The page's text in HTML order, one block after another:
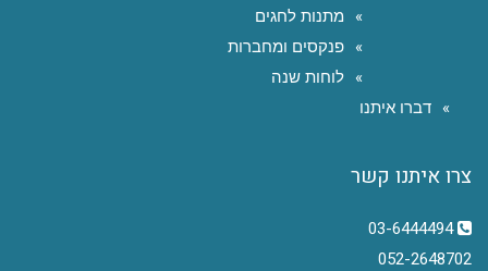
מתנות לחגים
פנקסים ומחברות
לוחות שנה
דברו איתנו
צרו איתנו קשר
03-6444494
052-2648702